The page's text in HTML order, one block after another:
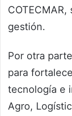
gestión.
Por otra
para
tecnología e
Agro,